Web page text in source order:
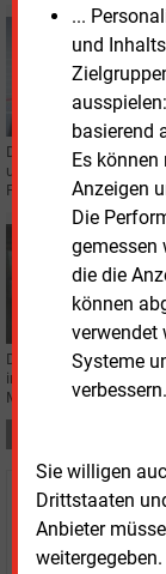
...
und
basierend
Es
Anzeigen
Die
gemessen
die die
können
verwendet
Systeme
verbessern.
Sie willigen
Drittstaaten
Anbieter
Die Brand-IQ-Studie
untersucht. Sie
Präsenz führender
Der
intelligenter
Manager im hiesigen
Haben Sie